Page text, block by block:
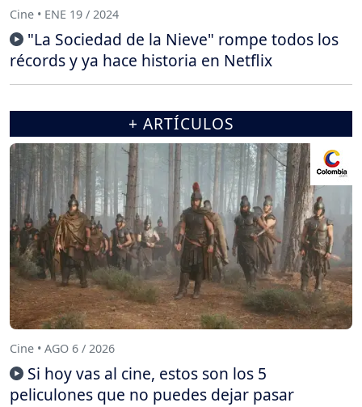
Cine • ENE 19 / 2024
"La Sociedad de la Nieve" rompe todos los
récords y ya hace historia en Netflix
+ ARTÍCULOS
Cine • AGO 6 / 2026
Si hoy vas al cine, estos son los 5
peliculones que no puedes dejar pasar